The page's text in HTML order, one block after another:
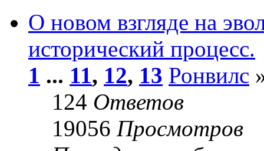
О новом взгляде на
исторический процесс.
1 ... 11, 12, 13 Ронвилс
124 Ответов
19056 Просмотров